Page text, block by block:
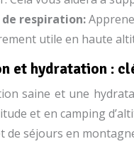
de respiration:
utile en haute
et hydratation :
saine et une
et en camping
de séjours en